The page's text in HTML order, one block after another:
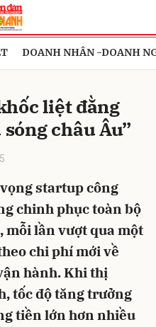
DOANH NHÂN -DOANH
liệt đằng
châu Âu”
startup công
chinh phục toàn bộ
mỗi lần vượt qua một
chi phí mới về
hành. Khi thị
tốc độ tăng trưởng
tiền lớn hơn nhiều
Hủy Gửi